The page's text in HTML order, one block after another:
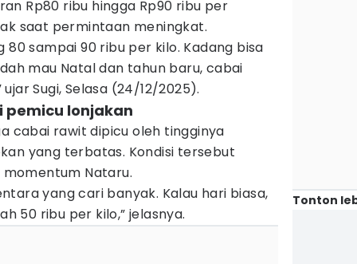
Rp80 ribu hingga Rp90 ribu per
saat permintaan meningkat.
80 sampai 90 ribu per kilo. Kadang bisa
mau Natal dan tahun baru, cabai
Sugi, Selasa (24/12/2025).
pemicu lonjakan
cabai rawit dipicu oleh tingginya
yang terbatas. Kondisi tersebut
Nataru.
yang cari banyak. Kalau hari biasa,
50 ribu per kilo,” jelasnya.
Tonton